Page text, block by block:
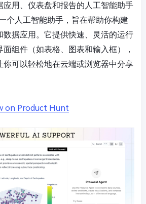
应用、仪表盘和报告的人工智能助手
个人工智能助手，旨在帮助你构建
数据应用。它提供快速、灵活的运行
组件（如表格、图表和输入框），
你可以轻松地在云端或浏览器中分享
on Product Hunt